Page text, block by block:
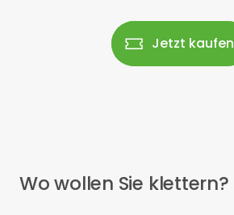
Jetzt kaufen
Wo wollen Sie klettern?